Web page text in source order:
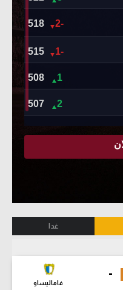
غدا
-
فاماليساو